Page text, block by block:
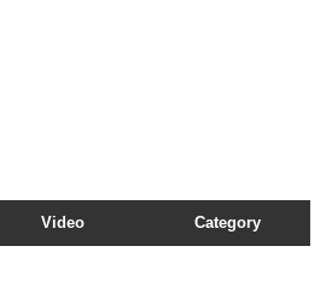
Video Category